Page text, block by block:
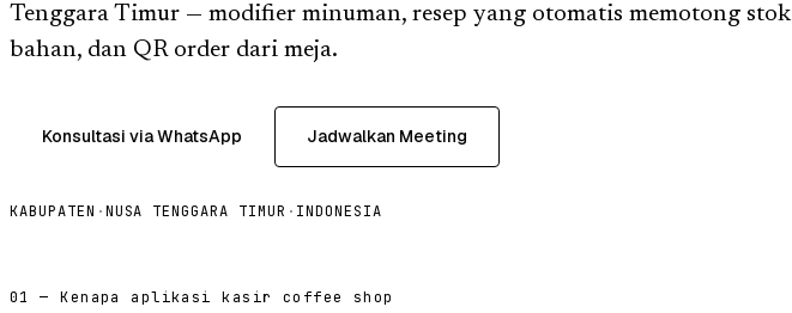
Tenggara Timur — modifier minuman, resep yang otomatis memotong stok
bahan, dan QR order dari meja.
Konsultasi via WhatsApp Jadwalkan Meeting
KABUPATEN ·NUSA TENGGARA TIMUR · INDONESIA
01 — Kenapa aplikasi kasir coffee shop